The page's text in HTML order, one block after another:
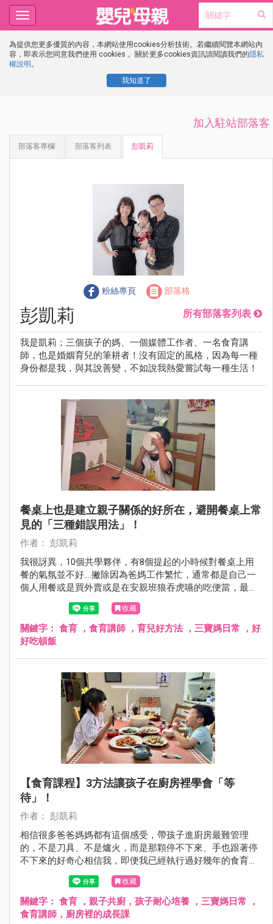
為提供您更多優質的內容，本網站使用cookies分析技術。若繼續閱覽本網站內
容，即表示您同意我們使用 cookies， 關於更多cookies資訊請閱讀我們的隱私
權說明 。
我知道了
Toggle
navigation
加入駐站部落客
部落客專欄 部落客列表 彭凱莉
粉絲專頁 部落格
彭凱莉 所有部落客列表
我是凱莉；三個孩子的媽、一個媒體工作者、一名食育講
師，也是婚姻育兒的筆耕者！沒有固定的風格，因為每一種
身份都是我，與其說善變，不如說我熱愛嘗試每一種生活！
餐桌上也是建立親子關係的好所在，避開餐桌上常
見的「三種錯誤用法」！
作者： 彭凱莉
我很訝異，10個共學夥伴，有8個提起的小時候對餐桌上用
餐的氣氛並不好....撇除因為爸媽工作繁忙，通常都是自己一
個人用餐或是買外賣或是在安親班狼吞虎嚥的吃便當，最多
人說的是「爸嗎很喜歡在吃飯時檢討考試和表現狀況⋯⋯」
收藏
關鍵字： 食育 ，食育講師 ，育兒好方法 ，三寶媽日常 ，好
好吃頓飯
【食育課程】3方法讓孩子在廚房裡學會「等
待」！
作者： 彭凱莉
相信很多爸爸媽媽都有這個感受，帶孩子進廚房最難管理
的，不是刀具、不是爐火，而是那顆停不下來、手也跟著停
不下來的好奇心相信我，即便我已經執行過好幾年的食育課
程，但這顆好奇心也還是會讓我忍不住倒吸一口氣但我想說
的是，對孩子而言這不是壞事，而是學習的機會～
收藏
關鍵字： 食育 ，親子共廚，孩子耐心培養 ，三寶媽日常 ，
食育講師，廚房裡的成長課